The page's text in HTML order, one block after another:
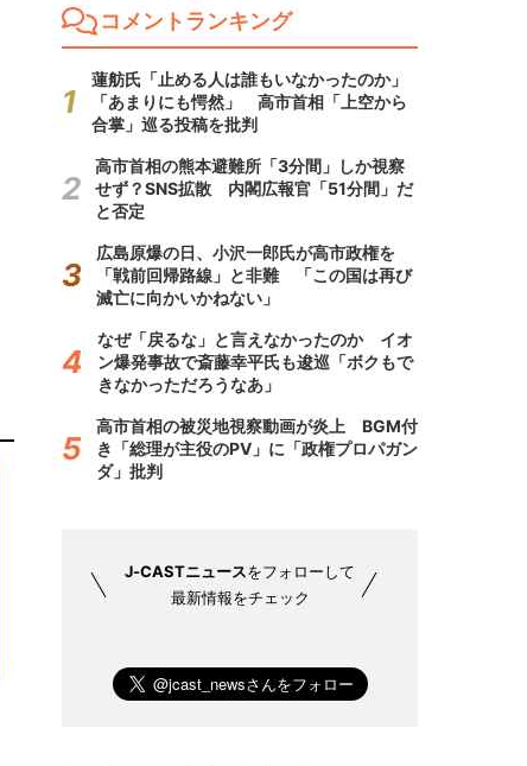
コメントランキング
蓮舫氏「止める人は誰もいなかったのか」
「あまりにも愕然」 高市首相「上空から
合掌」巡る投稿を批判
高市首相の熊本避難所「3分間」しか視察
せず？SNS拡散 内閣広報官「51分間」だ
と否定
広島原爆の日、小沢一郎氏が高市政権を
「戦前回帰路線」と非難 「この国は再び
滅亡に向かいかねない」
なぜ「戻るな」と言えなかったのか イオ
ン爆発事故で斎藤幸平氏も逡巡「ボクもで
きなかっただろうなあ」
高市首相の被災地視察動画が炎上 BGM付
き「総理が主役のPV」に「政権プロパガン
ダ」批判
J-CASTニュースをフォローして
最新情報をチェック